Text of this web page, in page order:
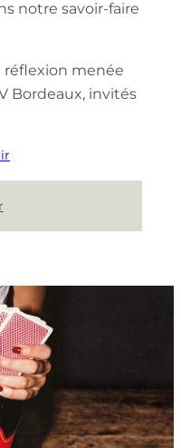
notre savoir-faire
réflexion menée
Bordeaux, invités